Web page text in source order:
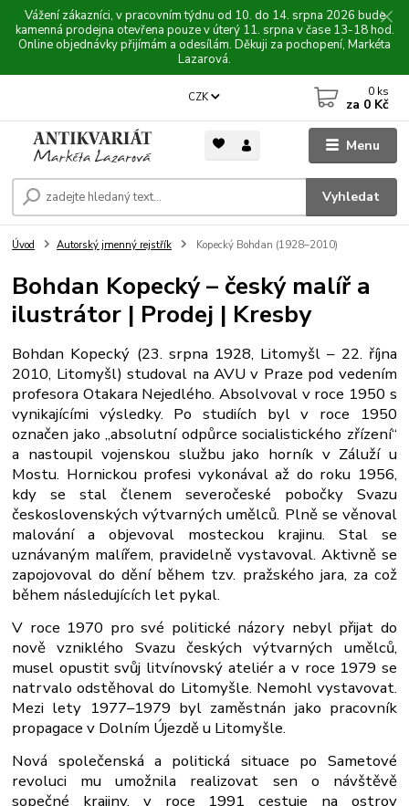
Vážení zákazníci, v pracovním týdnu od 10. do 14. srpna 2026 bude
kamenná prodejna otevřena pouze v úterý 11. srpna v čase 13-18 hod.
Online objednávky přijímám a odesílám. Děkuji za pochopení, Markéta
Lazarová.
Menu
CZK
Vyhledat
0 ks
za 0 Kč
Úvod Autorský jmenný rejstřík Kopecký Bohdan (1928–2010)
Bohdan Kopecký – český malíř a
ilustrátor | Prodej | Kresby
Bohdan Kopecký (23. srpna 1928, Litomyšl – 22. října
2010, Litomyšl) studoval na AVU v Praze pod vedením
profesora Otakara Nejedlého. Absolvoval v roce 1950 s
vynikajícími výsledky. Po studiích byl v roce 1950
označen jako „absolutní odpůrce socialistického zřízení“
a nastoupil vojenskou službu jako horník v Záluží u
Mostu. Hornickou profesi vykonával až do roku 1956,
kdy se stal členem severočeské pobočky Svazu
československých výtvarných umělců. Plně se věnoval
malování a objevoval mosteckou krajinu. Stal se
uznávaným malířem, pravidelně vystavoval. Aktivně se
zapojovoval do dění během tzv. pražského jara, za což
během následujících let pykal.
V roce 1970 pro své politické názory nebyl přijat do
nově vzniklého Svazu českých výtvarných umělců,
musel opustit svůj litvínovský ateliér a v roce 1979 se
natrvalo odstěhoval do Litomyšle. Nemohl vystavovat.
Mezi lety 1977–1979 byl zaměstnán jako pracovník
propagace v Dolním Újezdě u Litomyšle.
Nová společenská a politická situace po Sametové
revoluci mu umožnila realizovat sen o návštěvě
sopečné krajiny, v roce 1991 cestuje na ostrov